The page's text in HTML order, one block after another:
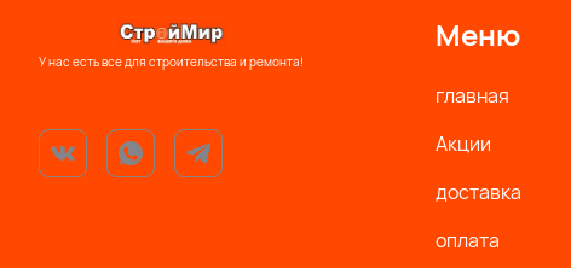
У нас есть все для строительства и ремонта!
Меню
главная
Акции
доставка
оплата